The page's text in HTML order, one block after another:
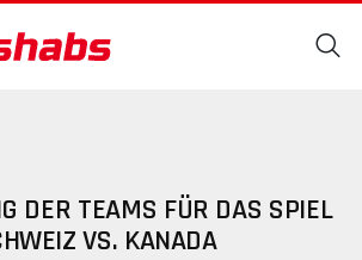
DER TEAMS FÜR DAS SPIEL
VS. KANADA